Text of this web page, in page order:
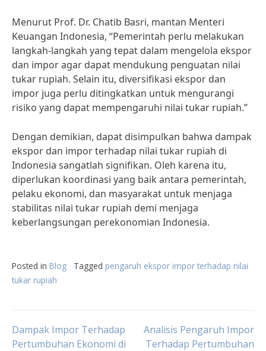
Menurut Prof. Dr. Chatib Basri, mantan Menteri
Keuangan Indonesia, “Pemerintah perlu melakukan
langkah-langkah yang tepat dalam mengelola ekspor
dan impor agar dapat mendukung penguatan nilai
tukar rupiah. Selain itu, diversifikasi ekspor dan
impor juga perlu ditingkatkan untuk mengurangi
risiko yang dapat mempengaruhi nilai tukar rupiah.”
Dengan demikian, dapat disimpulkan bahwa dampak
ekspor dan impor terhadap nilai tukar rupiah di
Indonesia sangatlah signifikan. Oleh karena itu,
diperlukan koordinasi yang baik antara pemerintah,
pelaku ekonomi, dan masyarakat untuk menjaga
stabilitas nilai tukar rupiah demi menjaga
keberlangsungan perekonomian Indonesia.
Posted in Blog Tagged pengaruh ekspor impor terhadap nilai
tukar rupiah
Post
Dampak Impor Terhadap
Pertumbuhan Ekonomi di
Analisis Pengaruh Impor
Terhadap Pertumbuhan